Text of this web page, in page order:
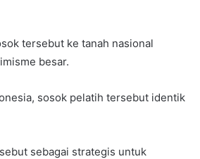
tersebut ke tanah nasional
besar.
sosok pelatih tersebut identik
sebagai strategis untuk